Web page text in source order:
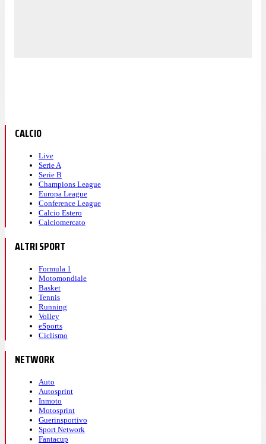
CALCIO
Live
Serie A
Serie B
Champions League
Europa League
Conference League
Calcio Estero
Calciomercato
ALTRI SPORT
Formula 1
Motomondiale
Basket
Tennis
Running
Volley
eSports
Ciclismo
NETWORK
Auto
Autosprint
Inmoto
Motosprint
Guerinsportivo
Sport Network
Fantacup